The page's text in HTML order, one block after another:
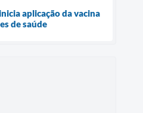
aplicação da vacina
de saúde